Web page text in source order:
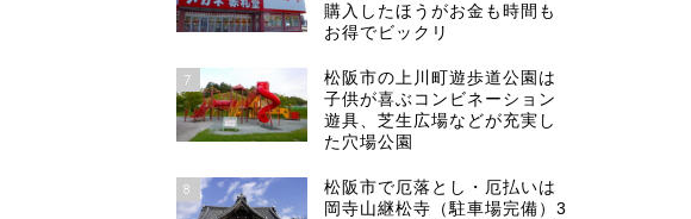
購入したほうがお金も時間も
お得でビックリ
7
松阪市の上川町遊歩道公園は
子供が喜ぶコンビネーション
遊具、芝生広場などが充実し
た穴場公園
8
松阪市で厄落とし・厄払いは
岡寺山継松寺（駐車場完備）3